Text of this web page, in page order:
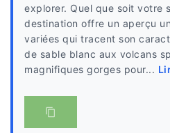
explorer. Quel que soit votre
destination offre un aperçu
variées qui tracent son
de sable blanc aux volcans
magnifiques gorges pour...